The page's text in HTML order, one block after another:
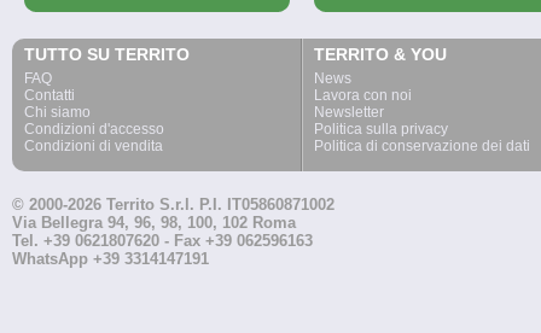
TUTTO SU TERRITO
FAQ
Contatti
Chi siamo
Condizioni d'accesso
Condizioni di vendita
TERRITO & YOU
News
Lavora con noi
Newsletter
Politica sulla privacy
Politica di conservazione dei dati
© 2000-2026 Territo S.r.l. P.I. IT05860871002
Via Bellegra 94, 96, 98, 100, 102 Roma
Tel. +39 0621807620 - Fax +39 062596163
WhatsApp +39 3314147191